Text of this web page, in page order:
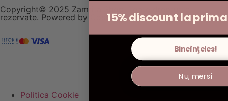
Copyright© 2025 Zamrita Shop, Toate drepturile
rezervate. Powered by Cosmic Gate.
Politica Cookie
15% discount la
Bineînţeles!
Nu, mersi